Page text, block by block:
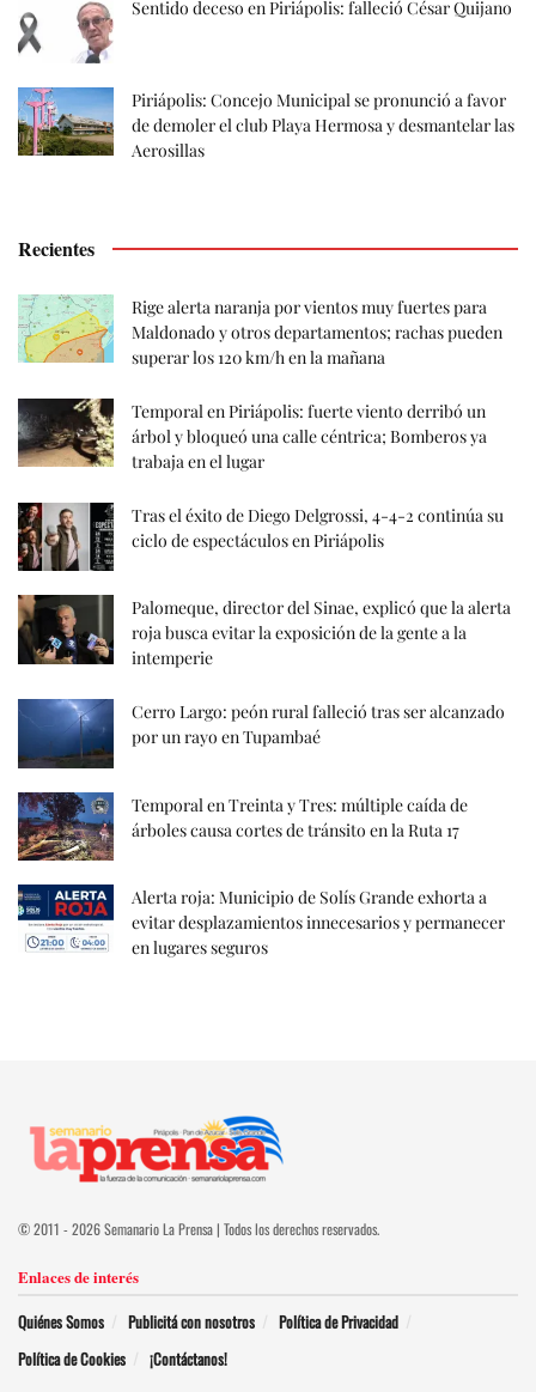
Sentido deceso en Piriápolis: falleció César Quijano
Piriápolis: Concejo Municipal se pronunció a favor
de demoler el club Playa Hermosa y desmantelar las
Aerosillas
Recientes
Rige alerta naranja por vientos muy fuertes para
Maldonado y otros departamentos; rachas pueden
superar los 120 km/h en la mañana
Temporal en Piriápolis: fuerte viento derribó un
árbol y bloqueó una calle céntrica; Bomberos ya
trabaja en el lugar
Tras el éxito de Diego Delgrossi, 4-4-2 continúa su
ciclo de espectáculos en Piriápolis
Palomeque, director del Sinae, explicó que la alerta
roja busca evitar la exposición de la gente a la
intemperie
Cerro Largo: peón rural falleció tras ser alcanzado
por un rayo en Tupambaé
Temporal en Treinta y Tres: múltiple caída de
árboles causa cortes de tránsito en la Ruta 17
Alerta roja: Municipio de Solís Grande exhorta a
evitar desplazamientos innecesarios y permanecer
en lugares seguros
© 2011 - 2026 Semanario La Prensa | Todos los derechos reservados.
Enlaces de interés
Quiénes Somos Publicitá con nosotros
Política de Privacidad
Política de Cookies
¡Contáctanos!